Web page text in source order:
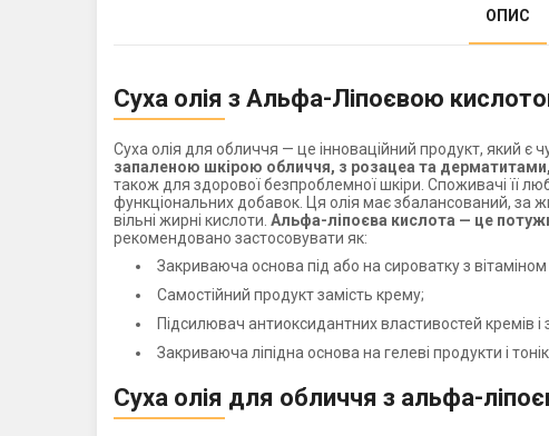
ОПИС
Суха олія з Альфа-Ліпоєвою
Суха олія для обличчя — це інноваційний продукт, який
запаленою шкірою обличчя, з розацеа та
також для здорової безпроблемної шкіри. Споживачі її
функціональних добавок. Ця олія має збалансований, за
вільні жирні кислоти. Альфа-ліпоєва кислота — це
рекомендовано застосовувати як:
Закриваюча основа під або на сироватку з вітаміном
Самостійний продукт замість крему;
Підсилювач антиоксидантних властивостей кремів і
Закриваюча ліпідна основа на гелеві продукти і
Суха олія для обличчя з альфа-